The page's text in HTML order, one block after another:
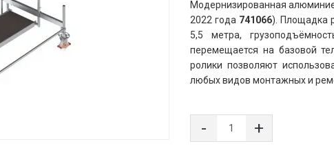
Модернизированная
2022 года 741066). Площадка
5,5 метра,
перемещается на базовой
ролики позволяют
любых видов монтажных и